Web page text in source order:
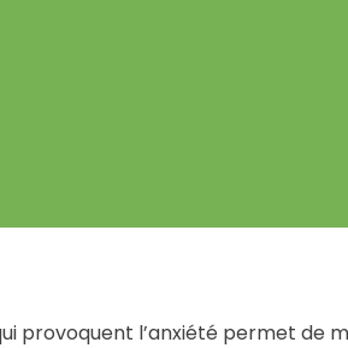
provoquent l’anxiété permet de